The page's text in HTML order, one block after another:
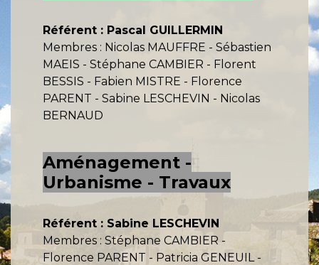
Référent : Pascal GUILLERMIN
Membres : Nicolas MAUFFRE - Sébastien
MAEIS - Stéphane CAMBIER - Florent
BESSIS - Fabien MISTRE - Florence
PARENT - Sabine LESCHEVIN - Nicolas
BERNAUD
Aménagement -
Urbanisme - Travaux
Référent : Sabine LESCHEVIN
Membres : Stéphane CAMBIER -
Florence PARENT - Patricia GENEUIL -